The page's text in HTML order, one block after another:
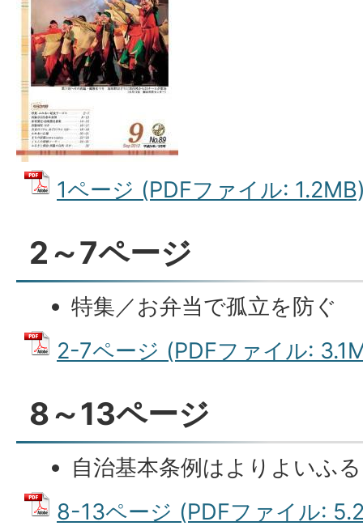
1ページ (PDFファイル:
2～7ページ
特集／お弁当で孤立を防ぐ
2-7ページ (PDFファイル:
8～13ページ
自治基本条例はよりよいふ
8-13ページ (PDFファイル: